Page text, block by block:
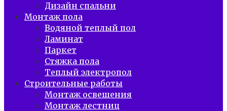
Дизайн спальни
Монтаж пола
Водяной теплый пол
Ламинат
Паркет
Стяжка пола
Теплый электропол
Строительные работы
Монтаж освещения
Монтаж лестниц